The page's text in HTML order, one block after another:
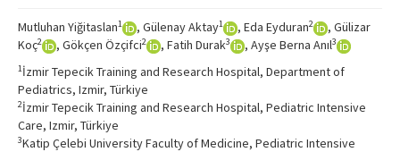
Mutluhan Yiğitaslan1 , Gülenay Aktay1 , Eda Eyduran2
, Gülizar
Koç2 , Gökçen Özçifci2 , Fatih Durak3 , Ayşe Berna Anıl3
1İzmir Tepecik Training and Research Hospital, Department of
Pediatrics, Izmir, Türkiye
2İzmir Tepecik Training and Research Hospital, Pediatric Intensive
Care, Izmir, Türkiye
3Katip Çelebi University Faculty of Medicine, Pediatric Intensive